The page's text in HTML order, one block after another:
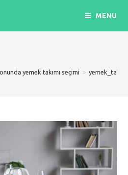
MENU
yemek takımı seçimi >